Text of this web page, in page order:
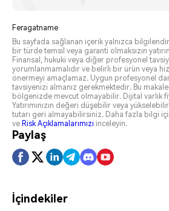
Feragatname
Bu sayfada sağlanan içerik yalnızca
bir türde temsil veya garanti olmaksızın
Finansal, hukuki veya diğer profesyonel
yorumlanmamalıdır ve belirli bir ürün veya
önermeyi amaçlamaz. Uygun profesyonel
tavsiyenizi almanız gerekmektedir. Bu
bölgenizde mevcut olmayabilir. Dijital varlık
Yatırımınızın değeri düşebilir veya yükselebilir
tutarı geri almayabilirsiniz. Daha fazla bilgi
ve Risk Açıklamalarımızı inceleyin.
Paylaş
İçindekiler